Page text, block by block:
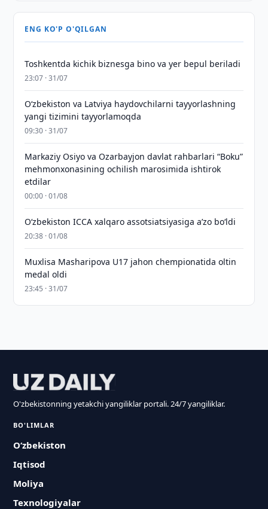
ENG KO'P O'QILGAN
Toshkentda kichik biznesga bino va yer bepul beriladi
23:07 · 31/07
Oʻzbekiston va Latviya haydovchilarni tayyorlashning
yangi tizimini tayyorlamoqda
09:30 · 31/07
Markaziy Osiyo va Ozarbayjon davlat rahbarlari “Boku”
mehmonxonasining ochilish marosimida ishtirok
etdilar
00:00 · 01/08
O‘zbekiston ICCA xalqaro assotsiatsiyasiga aʼzo bo‘ldi
20:38 · 01/08
Muxlisa Masharipova U17 jahon chempionatida oltin
medal oldi
23:45 · 31/07
O'zbekistonning yetakchi yangiliklar portali. 24/7 yangiliklar.
BO'LIMLAR
O‘zbekiston
Iqtisod
Moliya
Texnologiyalar